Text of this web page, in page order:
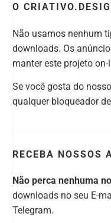
O
Não usamos nenhum
downloads. Os
manter este projeto
Se você gosta do
qualquer bloqueador
RECEBA NOSSOS
Não perca nenhuma
downloads no seu E-
Telegram.